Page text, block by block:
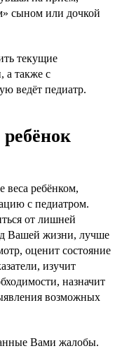
сыном или дочкой
текущие
а также с
ведёт педиатр.
ребёнком,
с педиатром.
от лишней
Вашей жизни, лучше
оценит состояние
изучит
назначит
возможных
Вами жалобы.